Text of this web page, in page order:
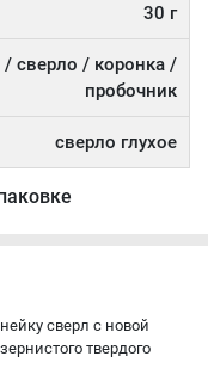
30 г
/ сверло / коронка /
пробочник
сверло глухое
сверл с новой
твердого